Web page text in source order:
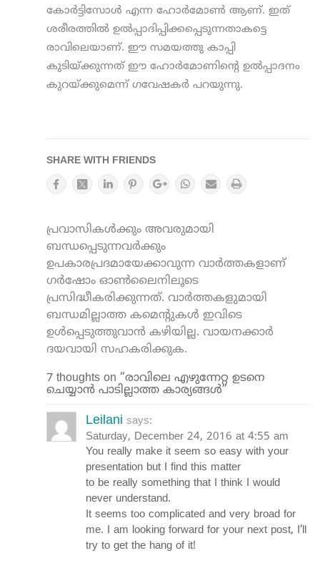
കോര്‍ട്ടിസോള്‍ എന്ന ഹോര്‍മോണ്‍ ആണ്‌. ഇത്
ശരീരത്തില്‍ ഉല്‍പ്പാദിപ്പിക്കപ്പെടുന്നതാകട്ടെ
രാവിലെയാണ്. ഈ സമയത്തു കാപ്പി
കുടിയ്ക്കുന്നത് ഈ ഹോര്‍മോണിന്‍റെ ഉല്‍പ്പാദനം
കുറയ്ക്കുമെന്ന് ഗവേഷകർ പറയുന്നു.
SHARE WITH FRIENDS
പ്രവാസികൾക്കും അവരുമായി
ബന്ധപ്പെടുന്നവർക്കും
ഉപകാരപ്രദമായേക്കാവുന്ന വാർത്തകളാണ്
ഗർഷോം ഓൺലൈനിലൂടെ
പ്രസിദ്ധീകരിക്കുന്നത്. വാർത്തകളുമായി
ബന്ധമില്ലാത്ത കമെന്റുകൾ ഇവിടെ
ഉൾപ്പെടുത്തുവാൻ കഴിയില്ല. വായനക്കാർ
ദയവായി സഹകരിക്കുക.
7 thoughts on “രാവിലെ എഴുന്നേറ്റ ഉടനെ
ചെയ്യാൻ പാടില്ലാത്ത കാര്യങ്ങൾ”
Leilani says:
Saturday, December 24, 2016 at 4:55 am
You really make it seem so easy with your
presentation but I find this matter
to be really something that I think I would
never understand.
It seems too complicated and very broad for
me. I am looking forward for your next post, I’ll
try to get the hang of it!